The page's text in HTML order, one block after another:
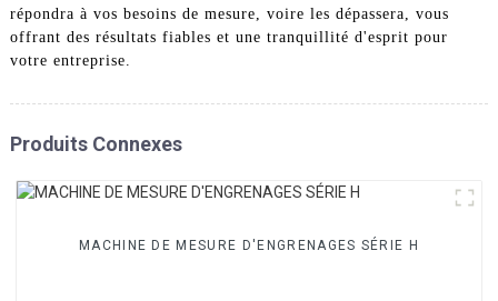
répondra à vos besoins de mesure, voire les dépassera, vous
offrant des résultats fiables et une tranquillité d'esprit pour
votre entreprise.
Produits Connexes
MACHINE DE MESURE D'ENGRENAGES SÉRIE H